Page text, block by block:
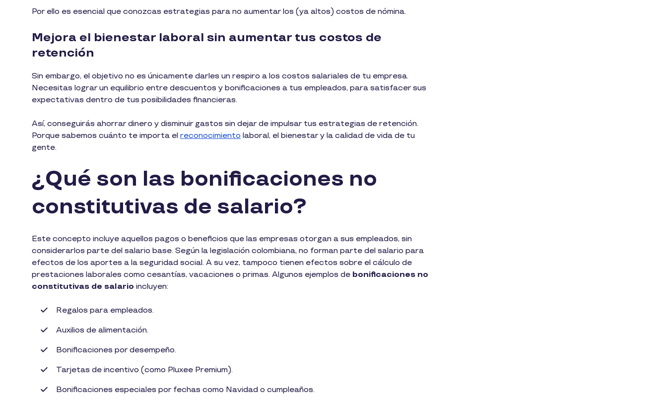
Por ello es esencial que conozcas estrategias para no aumentar los (ya altos) costos de nómina.
Mejora el bienestar laboral sin aumentar tus costos de
retención
Sin embargo, el objetivo no es únicamente darles un respiro a los costos salariales de tu empresa.
Necesitas lograr un equilibrio entre descuentos y bonificaciones a tus empleados, para satisfacer sus
expectativas dentro de tus posibilidades financieras.
Así, conseguirás ahorrar dinero y disminuir gastos sin dejar de impulsar tus estrategias de retención.
Porque sabemos cuánto te importa el reconocimiento laboral, el bienestar y la calidad de vida de tu
gente.
¿Qué son las bonificaciones no
constitutivas de salario?
Este concepto incluye aquellos pagos o beneficios que las empresas otorgan a sus empleados, sin
considerarlos parte del salario base. Según la legislación colombiana, no forman parte del salario para
efectos de los aportes a la seguridad social. A su vez, tampoco tienen efectos sobre el cálculo de
prestaciones laborales como cesantías, vacaciones o primas. Algunos ejemplos de bonificaciones no
constitutivas de salario incluyen:
Regalos para empleados.
Auxilios de alimentación.
Bonificaciones por desempeño.
Tarjetas de incentivo (como Pluxee Premium).
Bonificaciones especiales por fechas como Navidad o cumpleaños.